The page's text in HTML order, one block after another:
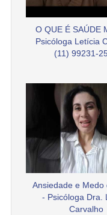
O QUE É SAÚDE
Psicóloga Letícia
(11) 99231-
Ansiedade e Medo
- Psicóloga Dra.
Carvalho